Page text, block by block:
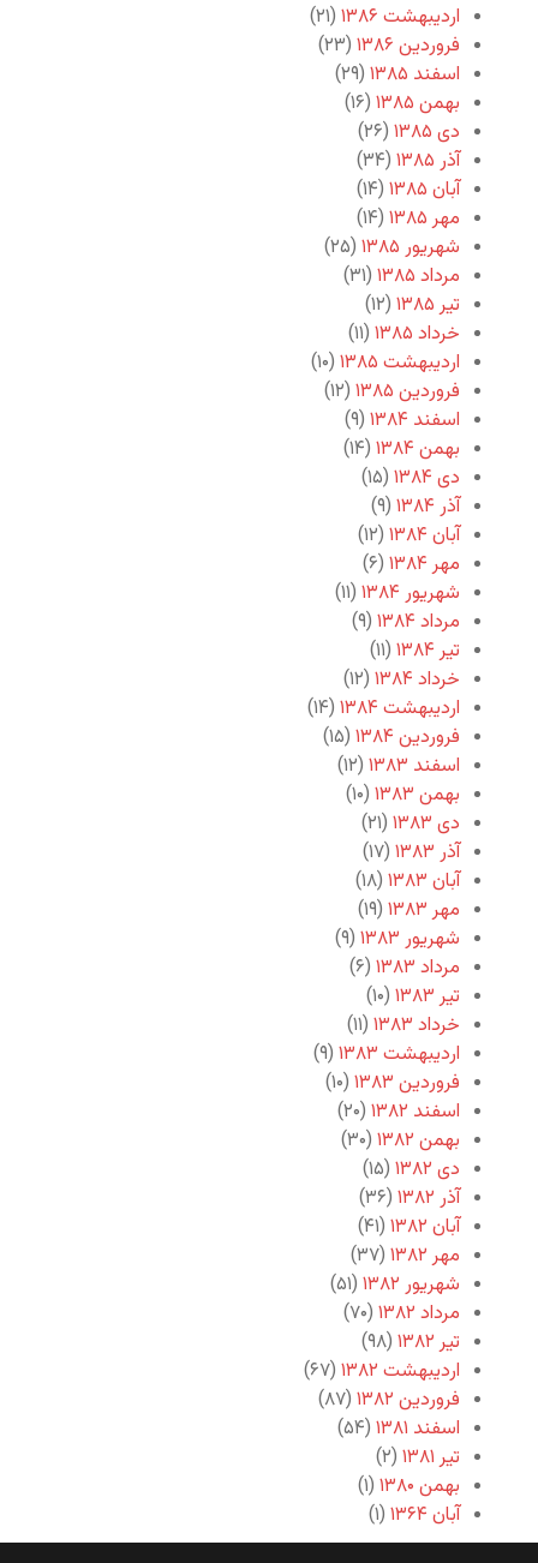
اردیبهشت ۱۳۸۶
(۲۱)
فروردین ۱۳۸۶
(۲۳)
اسفند ۱۳۸۵
(۲۹)
بهمن ۱۳۸۵
(۱۶)
دی ۱۳۸۵
(۲۶)
آذر ۱۳۸۵
(۳۴)
آبان ۱۳۸۵
(۱۴)
مهر ۱۳۸۵
(۱۴)
شهریور ۱۳۸۵
(۲۵)
مرداد ۱۳۸۵
(۳۱)
تیر ۱۳۸۵
(۱۲)
خرداد ۱۳۸۵
(۱۱)
اردیبهشت ۱۳۸۵
(۱۰)
فروردین ۱۳۸۵
(۱۲)
اسفند ۱۳۸۴
(۹)
بهمن ۱۳۸۴
(۱۴)
دی ۱۳۸۴
(۱۵)
آذر ۱۳۸۴
(۹)
آبان ۱۳۸۴
(۱۲)
مهر ۱۳۸۴
(۶)
شهریور ۱۳۸۴
(۱۱)
مرداد ۱۳۸۴
(۹)
تیر ۱۳۸۴
(۱۱)
خرداد ۱۳۸۴
(۱۲)
اردیبهشت ۱۳۸۴
(۱۴)
فروردین ۱۳۸۴
(۱۵)
اسفند ۱۳۸۳
(۱۲)
بهمن ۱۳۸۳
(۱۰)
دی ۱۳۸۳
(۲۱)
آذر ۱۳۸۳
(۱۷)
آبان ۱۳۸۳
(۱۸)
مهر ۱۳۸۳
(۱۹)
شهریور ۱۳۸۳
(۹)
مرداد ۱۳۸۳
(۶)
تیر ۱۳۸۳
(۱۰)
خرداد ۱۳۸۳
(۱۱)
اردیبهشت ۱۳۸۳
(۹)
فروردین ۱۳۸۳
(۱۰)
اسفند ۱۳۸۲
(۲۰)
بهمن ۱۳۸۲
(۳۰)
دی ۱۳۸۲
(۱۵)
آذر ۱۳۸۲
(۳۶)
آبان ۱۳۸۲
(۴۱)
مهر ۱۳۸۲
(۳۷)
شهریور ۱۳۸۲
(۵۱)
مرداد ۱۳۸۲
(۷۰)
تیر ۱۳۸۲
(۹۸)
اردیبهشت ۱۳۸۲
(۶۷)
فروردین ۱۳۸۲
(۸۷)
اسفند ۱۳۸۱
(۵۴)
تیر ۱۳۸۱
(۲)
بهمن ۱۳۸۰
(۱)
آبان ۱۳۶۴
(۱)